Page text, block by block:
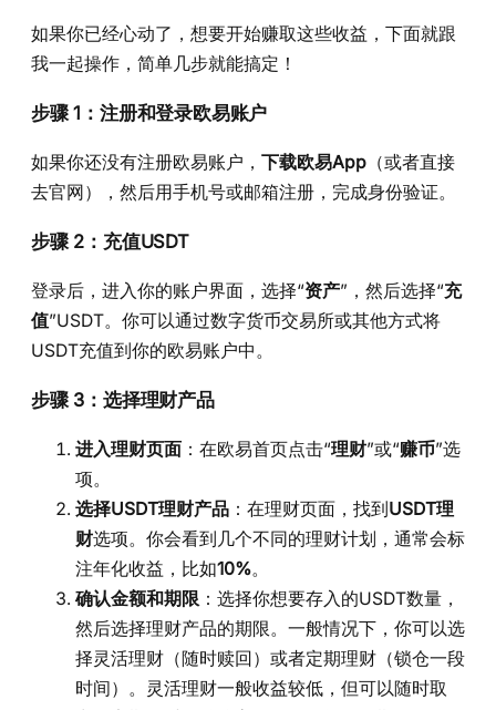
如果你已经心动了，想要开始赚取这些收益，下面就跟
我一起操作，简单几步就能搞定！
步骤 1：注册和登录欧易账户
如果你还没有注册欧易账户， 下载欧易App （或者直接
去官网），然后用手机号或邮箱注册，完成身份验证。
步骤 2：充值USDT
登录后，进入你的账户界面，选择“资产”，然后选择“充
值”USDT。你可以通过数字货币交易所或其他方式将
USDT充值到你的欧易账户中。
步骤 3：选择理财产品
进入理财页面 ：在欧易首页点击“理财”或“赚币”选
项。
选择USDT理财产品 ：在理财页面，找到 USDT理
财选项。你会看到几个不同的理财计划，通常会标
注年化收益，比如10%。
确认金额和期限 ：选择你想要存入的USDT数量，
然后选择理财产品的期限。一般情况下，你可以选
择灵活理财（随时赎回）或者定期理财（锁仓一段
时间）。灵活理财一般收益较低，但可以随时取